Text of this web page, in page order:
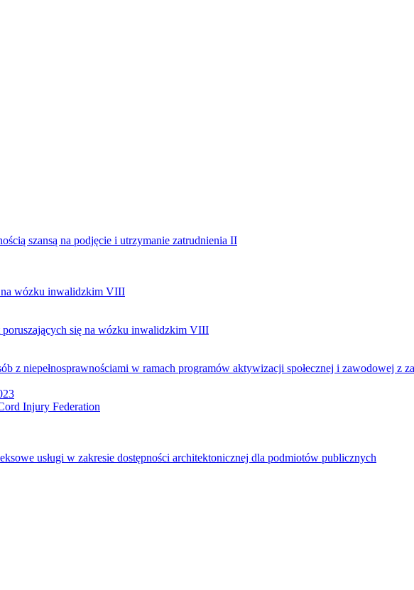
szansą na podjęcie i utrzymanie zatrudnienia II
na wózku inwalidzkim VIII
się na wózku inwalidzkim VIII
z niepełnosprawnościami w ramach programów aktywizacji społecznej i zawodowej z
Injury Federation
usługi w zakresie dostępności architektonicznej dla podmiotów publicznych